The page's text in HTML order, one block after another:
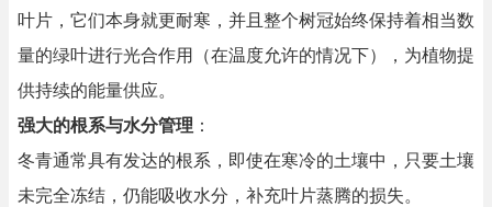
叶片，它们本身就更耐寒，并且整个树冠始终保持着相当数
量的绿叶进行光合作用（在温度允许的情况下），为植物提
供持续的能量供应。
强大的根系与水分管理 ：
冬青通常具有发达的根系，即使在寒冷的土壤中，只要土壤
未完全冻结，仍能吸收水分，补充叶片蒸腾的损失。